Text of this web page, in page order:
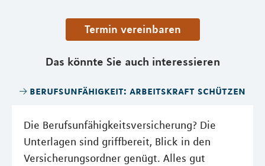
Termin vereinbaren
Das könnte Sie auch interessieren
berufsunfähigkeit: arbeitskraft schützen
Die Berufsunfähigkeitsversicherung? Die
Unterlagen sind griffbereit, Blick in den
Versicherungsordner genügt. Alles gut